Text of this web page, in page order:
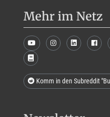
Mehr im Netz
Komm in den Subreddit